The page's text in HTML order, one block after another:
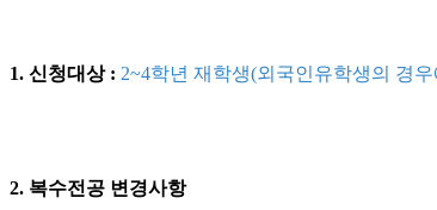
1. 신청대상 : 2~4학년 재학생(외국인유학생의 경
2. 복수전공 변경사항